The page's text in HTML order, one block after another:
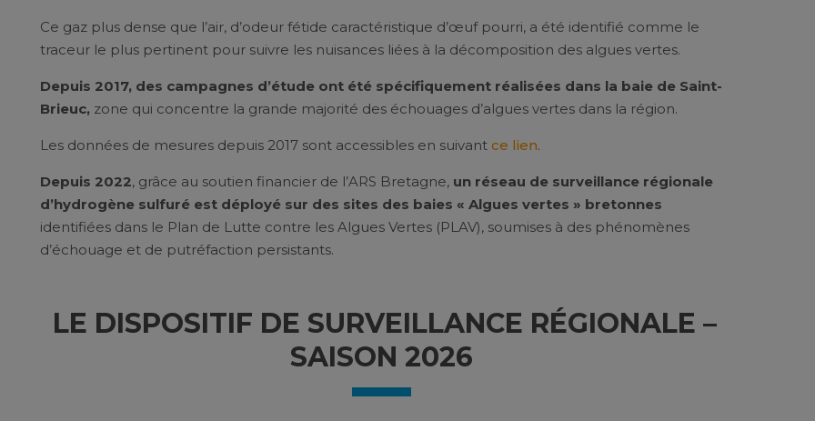
Ce gaz plus dense que l’air, d’odeur fétide caractéristique d’œuf pourri, a été identifié comme le
traceur le plus pertinent pour suivre les nuisances liées à la décomposition des algues vertes.
Depuis 2017, des campagnes d’étude ont été spécifiquement réalisées dans la baie de Saint-
Brieuc, zone qui concentre la grande majorité des échouages d’algues vertes dans la région.
Les données de mesures depuis 2017 sont accessibles en suivant ce lien.
Depuis 2022, grâce au soutien financier de l’ARS Bretagne, un réseau de surveillance régionale
d’hydrogène sulfuré est déployé sur des sites des baies « Algues vertes » bretonnes
identifiées dans le Plan de Lutte contre les Algues Vertes (PLAV), soumises à des phénomènes
d’échouage et de putréfaction persistants.
LE DISPOSITIF DE SURVEILLANCE RÉGIONALE –
SAISON 2026